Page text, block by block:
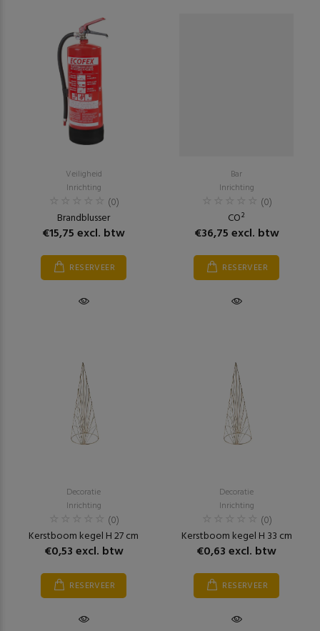
Veiligheid
Inrichting
(0)
Brandblusser
€15,75 excl. btw
RESERVEER
Bar
Inrichting
(0)
CO²
€36,75 excl. btw
RESERVEER
Decoratie
Inrichting
(0)
Kerstboom kegel H 27 cm
€0,53 excl. btw
RESERVEER
Decoratie
Inrichting
(0)
Kerstboom kegel H 33 cm
€0,63 excl. btw
RESERVEER